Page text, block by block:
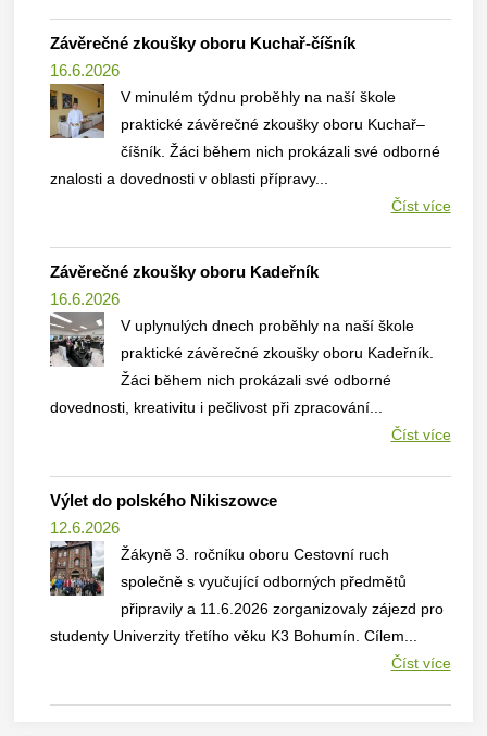
Závěrečné zkoušky oboru Kuchař-číšník
16.6.2026
V minulém týdnu proběhly na naší škole
praktické závěrečné zkoušky oboru Kuchař–
číšník. Žáci během nich prokázali své odborné
znalosti a dovednosti v oblasti přípravy...
Číst více
Závěrečné zkoušky oboru Kadeřník
16.6.2026
V uplynulých dnech proběhly na naší škole
praktické závěrečné zkoušky oboru Kadeřník.
Žáci během nich prokázali své odborné
dovednosti, kreativitu i pečlivost při zpracování...
Číst více
Výlet do polského Nikiszowce
12.6.2026
Žákyně 3. ročníku oboru Cestovní ruch
společně s vyučující odborných předmětů
připravily a 11.6.2026 zorganizovaly zájezd pro
studenty Univerzity třetího věku K3 Bohumín. Cílem...
Číst více